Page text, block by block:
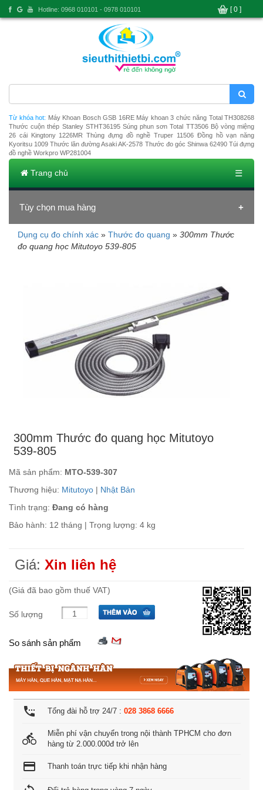
Từ khóa hot: Máy Khoan Bosch GSB 16RE Máy khoan 3 chức năng Total TH308268
Thước cuộn thép Stanley STHT36195 Súng phun sơn Total TT3506 Bộ vòng miệng
26 cái Kingtony 1226MR Thùng đựng đồ nghề Truper 11506 Đồng hồ vạn năng
Kyoritsu 1009 Thước lăn đường Asaki AK-2578 Thước đo góc Shinwa 62490 Túi đựng
đồ nghề Workpro WP281004
Trang chủ ☰
Tùy chọn mua hàng
Đang tải dữ liệu
Dụng cụ đo chính xác » Thước đo quang » 300mm Thước
đo quang học Mitutoyo 539-805
300mm Thước đo quang học Mitutoyo
539-805
Mã sản phẩm: MTO-539-307
Thương hiệu: Mitutoyo | Nhật Bản
Tình trạng: Đang có hàng
Bảo hành: 12 tháng | Trọng lượng: 4 kg
Giá: Xin liên hệ
(Giá đã bao gồm thuế VAT)
Số lượng
So sánh sản phẩm
settings_phone Tổng đài hỗ trợ 24/7 : 028 3868 6666
directions_bike
Miễn phí vận chuyển trong nội thành TPHCM cho đơn
hàng từ 2.000.000đ trở lên
credit_card Thanh toán trực tiếp khi nhận hàng
Hotline: 0968 010101 - 0978 010101 [ 0 ]